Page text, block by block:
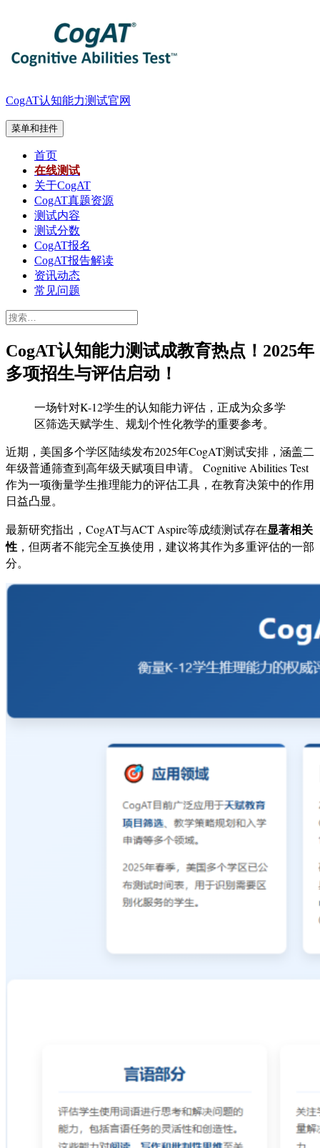
容
CogAT认知能力测试官网
菜单和挂件
首页
在线测试
关于CogAT
CogAT真题资源
测试内容
测试分数
CogAT报名
CogAT报告解读
资讯动态
常见问题
搜
CogAT认知能力测试成教育热点！2025年
多项招生与评估启动！
一场针对K-12学生的认知能力评估，正成为众多学
区筛选天赋学生、规划个性化教学的重要参考。
近期，美国多个学区陆续发布2025年CogAT测试安排，涵盖二
年级普通筛查到高年级天赋项目申请。 Cognitive Abilities Test
作为一项衡量学生推理能力的评估工具，在教育决策中的作用
日益凸显。
最新研究指出，CogAT与ACT Aspire等成绩测试存在显著相关
性 ，但两者不能完全互换使用，建议将其作为多重评估的一部
分。